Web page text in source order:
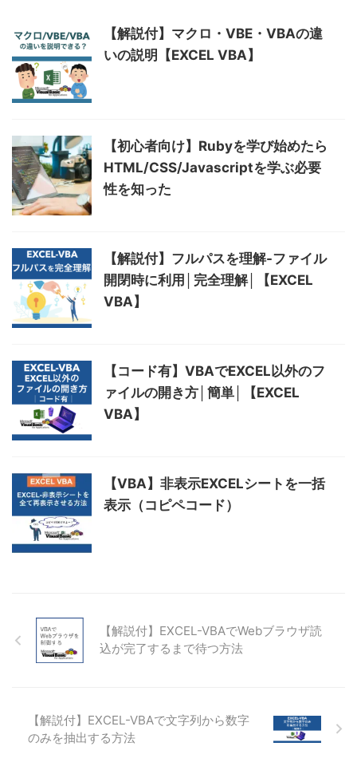
【解説付】マクロ・VBE・VBAの違
いの説明【EXCEL VBA】
【初心者向け】Rubyを学び始めたら
HTML/CSS/Javascriptを学ぶ必要
性を知った
【解説付】フルパスを理解-ファイル
開閉時に利用│完全理解│【EXCEL
VBA】
【コード有】VBAでEXCEL以外のフ
ァイルの開き方│簡単│【EXCEL
VBA】
【VBA】非表示EXCELシートを一括
表示（コピペコード）
【解説付】EXCEL-VBAでWebブラウザ読
込が完了するまで待つ方法
【解説付】EXCEL-VBAで文字列から数字
のみを抽出する方法